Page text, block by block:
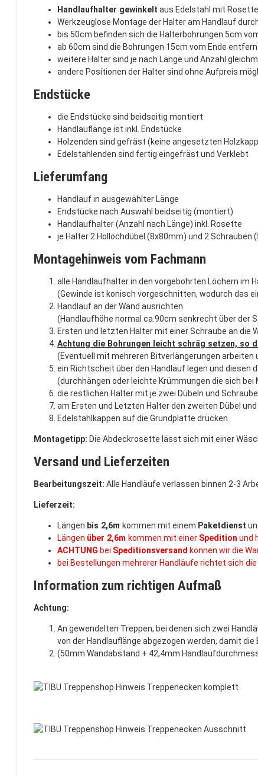
Handlaufhalter gewinkelt aus Edelstahl mit
Werkzeuglose Montage der Halter am Handlauf
bis 50cm befinden sich die Halterbohrungen 5cm
ab 60cm sind die Bohrungen 15cm vom Ende
weitere Halter sind je nach Länge und Anzahl
andere Positionen der Halter sind ohne Aufpreis
Endstücke
die Endstücke sind beidseitig montiert
Handlauflänge ist inkl. Endstücke
Holzenden sind gefräst (keine angesetzten
Edelstahlenden sind fertig eingefräst und Verklebt
Lieferumfang
Handlauf in ausgewählter Länge
Endstücke nach Auswahl beidseitig (montiert)
Handlaufhalter (Anzahl nach Länge) inkl. Rosette
je Halter 2 Hollochdübel (8x80mm) und 2 Schrauben
Montagehinweis vom Fachmann
alle Handlaufhalter in den vorgebohrten Löchern im
(Gewinde ist konisch vorgeschnitten, wodurch das
Handlauf an der Wand ausrichten
(Handlaufhöhe normal ca.90cm senkrecht über der
Ersten und letzten Halter mit einer Schraube an die
Achtung die Bohrungen leicht schräg setzen, so
(Eventuell mit mehreren Bitverlängerungen arbeiten
ein Richtscheit über den Handlauf legen und diesen
(durchhängen oder leichte Krümmungen die sich
die restlichen Halter mit je zwei Dübeln und
am Ersten und Letzten Halter den zweiten Dübel
Edelstahlkappen auf die Grundplatte drücken
Montagetipp: Die Abdeckrosette lässt sich mit einer
Versand und Lieferzeiten
Bearbeitungszeit: Alle Handläufe verlassen binnen 2-3
Lieferzeit:
Längen bis 2,6m kommen mit einem Paketdienst
Längen über 2,6m kommen mit einer Spedition und
ACHTUNG bei Speditionsversand können wir die
bei Bestellungen mehrerer Handläufe richtet sich
Information zum richtigen Aufmaß
Achtung:
An gewendelten Treppen, bei denen sich zwei
von der Handlauflänge abgezogen werden, damit
(50mm Wandabstand + 42,4mm